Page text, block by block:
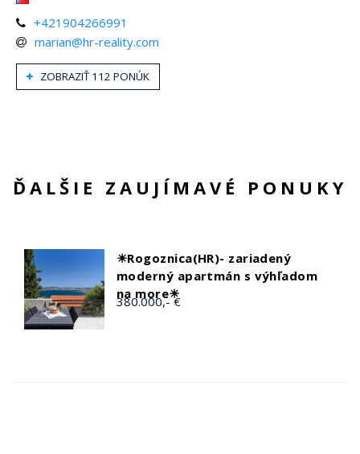
+421904266991
marian@hr-reality.com
ZOBRAZIŤ 112 PONÚK
ĎALŠIE ZAUJÍMAVÉ PONUKY
☀Rogoznica(HR)- zariadený
moderný apartmán s výhľadom
na more☀
380.000,- €